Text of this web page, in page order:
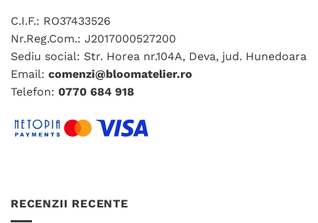
C.I.F.: RO37433526
Nr.Reg.Com.: J2017000527200
Sediu social: Str. Horea nr.104A, Deva, jud. Hunedoara
Email: comenzi@bloomatelier.ro
Telefon: 0770 684 918
RECENZII RECENTE